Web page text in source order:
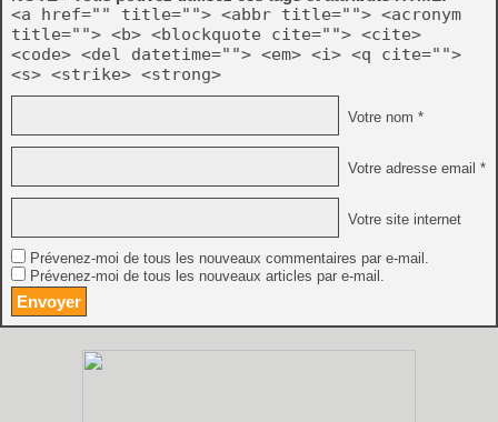
<a href="" title=""> <abbr title=""> <acronym
title=""> <b> <blockquote cite=""> <cite>
<code> <del datetime=""> <em> <i> <q cite="">
<s> <strike> <strong>
Votre nom *
Votre adresse email *
Votre site internet
Prévenez-moi de tous les nouveaux commentaires par e-mail.
Prévenez-moi de tous les nouveaux articles par e-mail.